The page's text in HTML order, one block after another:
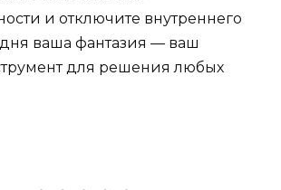
и отключите внутреннего
ваша фантазия — ваш
для решения любых